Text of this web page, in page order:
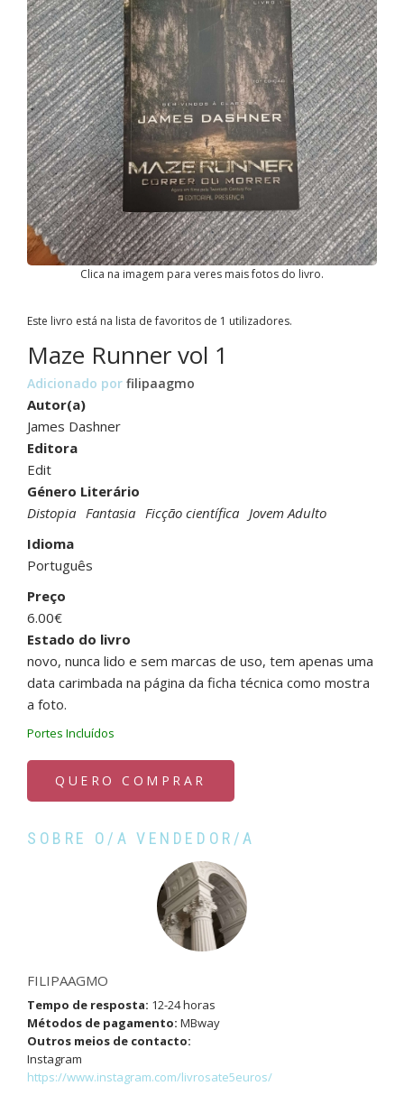
Clica na imagem para veres mais fotos do livro.
Este livro está na lista de favoritos de 1 utilizadores.
Maze Runner vol 1
Adicionado por filipaagmo
Autor(a)
James Dashner
Editora
Edit
Género Literário
Distopia Fantasia Ficção científica Jovem Adulto
Idioma
Português
Preço
6.00€
Estado do livro
novo, nunca lido e sem marcas de uso, tem apenas uma
data carimbada na página da ficha técnica como mostra
a foto.
Portes Incluídos
QUERO COMPRAR
SOBRE O/A VENDEDOR/A
FILIPAAGMO
Tempo de resposta: 12-24 horas
Métodos de pagamento: MBway
Outros meios de contacto:
Instagram
https://www.instagram.com/livrosate5euros/